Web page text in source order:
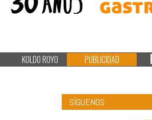
KOLDO ROYO PUBLICIDAD
SÍGUENOS